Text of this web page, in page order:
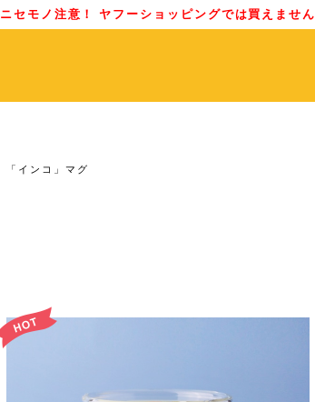
ニセモノ注意！ ヤフーショッピングでは買えません
「インコ」マグ